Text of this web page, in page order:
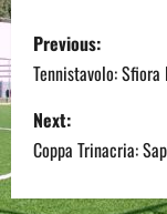
P
o
s
t
Previous:
Tennistavolo:
Next:
Coppa Trinacria: